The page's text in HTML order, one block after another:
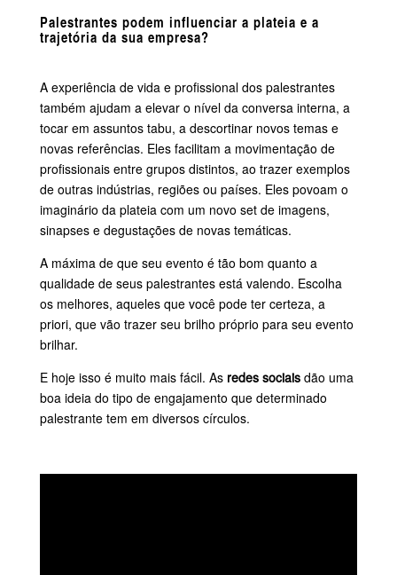
Palestrantes podem influenciar a plateia e a
trajetória da sua empresa?
A experiência de vida e profissional dos palestrantes
também ajudam a elevar o nível da conversa interna, a
tocar em assuntos tabu, a descortinar novos temas e
novas referências. Eles facilitam a movimentação de
profissionais entre grupos distintos, ao trazer exemplos
de outras indústrias, regiões ou países. Eles povoam o
imaginário da plateia com um novo set de imagens,
sinapses e degustações de novas temáticas.
A máxima de que seu evento é tão bom quanto a
qualidade de seus palestrantes está valendo. Escolha
os melhores, aqueles que você pode ter certeza, a
priori, que vão trazer seu brilho próprio para seu evento
brilhar.
E hoje isso é muito mais fácil. As redes sociaisdão uma
boa ideia do tipo de engajamento que determinado
palestrante tem em diversos círculos.